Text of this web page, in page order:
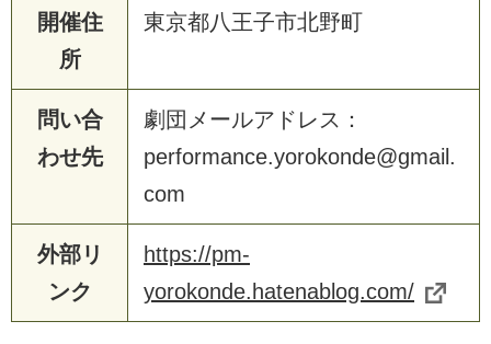
開催住
所
東京都八王子市北野町
問い合
わせ先
劇団メールアドレス：
performance.yorokonde@gmail.
com
外部リ
ンク
https://pm-
yorokonde.hatenablog.com/